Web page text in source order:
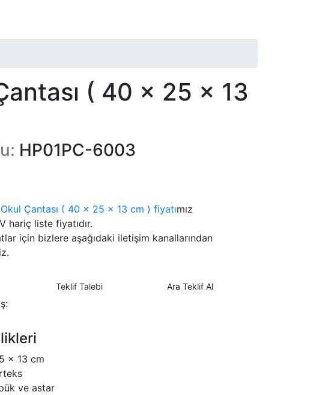
( 40 x 25 x 13
HP01PC-6003
Çantası ( 40 x 25 x 13 cm ) fiyatımız
hariç liste fiyatıdır.
için bizlere aşağıdaki iletişim kanallarından
Teklif Talebi Ara Teklif Al
x 13 cm
ve astar